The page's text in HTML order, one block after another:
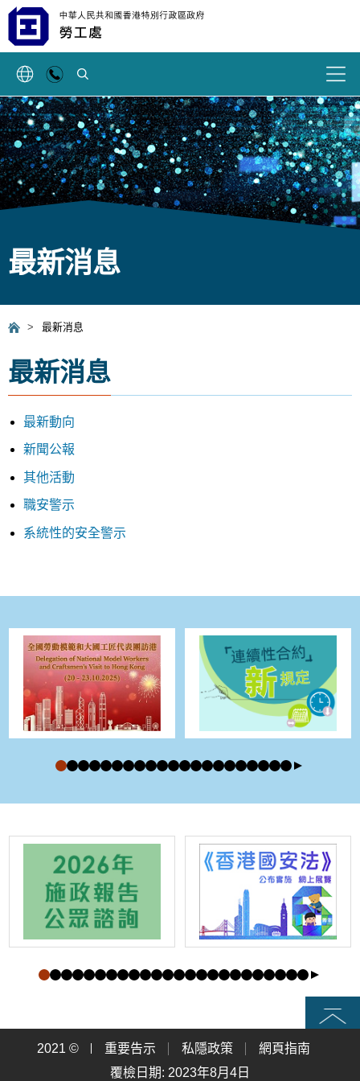
搜索
最新消息
> 最新消息
最新消息
最新動向
新聞公報
其他活動
職安警示
系統性的安全警示
頁首
2021 © 重要告示 私隱政策
網頁指南
覆檢日期: 2023年8月4日